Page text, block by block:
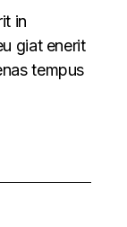
in
giat enerit
tempus